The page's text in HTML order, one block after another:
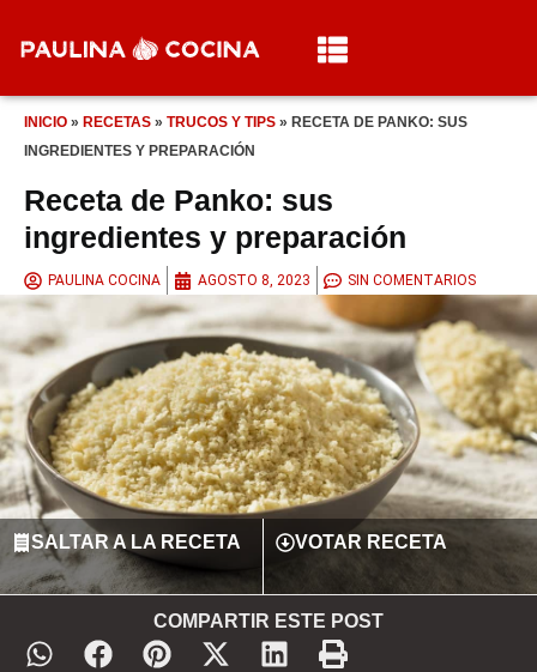
INICIO » RECETAS » TRUCOS Y TIPS » RECETA DE PANKO: SUS
INGREDIENTES Y PREPARACIÓN
Receta de Panko: sus
ingredientes y preparación
PAULINA COCINA AGOSTO 8, 2023 SIN COMENTARIOS
SALTAR A LA RECETA VOTAR RECETA
COMPARTIR ESTE POST